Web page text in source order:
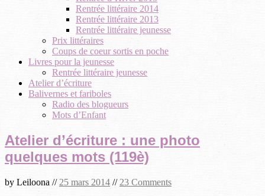
Rentrée littéraire 2014
Rentrée littéraire 2013
Rentrée littéraire jeunesse
Prix littéraires
Coups de coeur sortis en poche
Livres pour la jeunesse
Rentrée littéraire jeunesse
Atelier d’écriture
Balivernes et fariboles
Radio des blogueurs
Mots d’Enfant
Atelier d’écriture : une photo
quelques mots (119è)
by Leiloona // 25 mars 2014 // 23 Comments